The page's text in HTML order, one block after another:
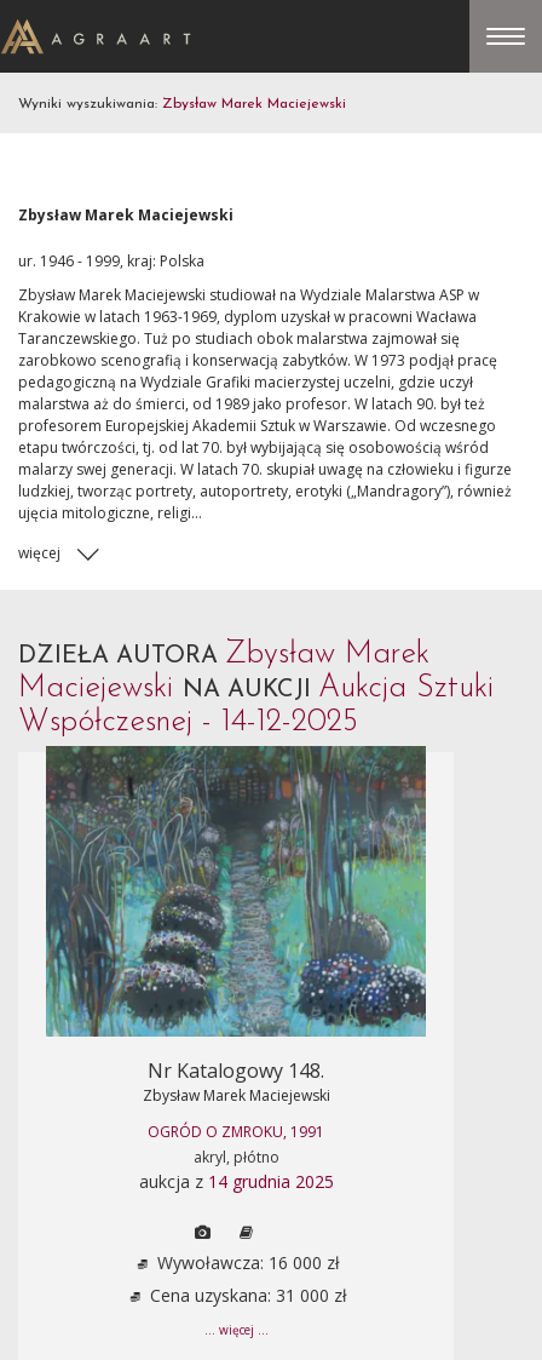
Wyniki wyszukiwania: Zbysław Marek Maciejewski
Zbysław Marek Maciejewski
ur. 1946 - 1999, kraj: Polska
Zbysław Marek Maciejewski studiował na Wydziale Malarstwa ASP w
Krakowie w latach 1963-1969, dyplom uzyskał w pracowni Wacława
Taranczewskiego. Tuż po studiach obok malarstwa zajmował się
zarobkowo scenografią i konserwacją zabytków. W 1973 podjął pracę
pedagogiczną na Wydziale Grafiki macierzystej uczelni, gdzie uczył
malarstwa aż do śmierci, od 1989 jako profesor. W latach 90. był też
profesorem Europejskiej Akademii Sztuk w Warszawie. Od wczesnego
etapu twórczości, tj. od lat 70. był wybijającą się osobowością wśród
malarzy swej generacji. W latach 70. skupiał uwagę na człowieku i figurze
ludzkiej, tworząc portrety, autoportrety, erotyki („Mandragory”), również
ujęcia mitologiczne, religi...
więcej
DZIEŁA AUTORA Zbysław Marek
Maciejewski NA AUKCJI Aukcja Sztuki
Współczesnej - 14-12-2025
Nr Katalogowy 148.
Zbysław Marek Maciejewski
OGRÓD O ZMROKU, 1991
akryl, płótno
aukcja z 14 grudnia 2025
Wywoławcza: 16 000 zł
Cena uzyskana: 31 000 zł
... więcej ...